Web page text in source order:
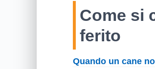
Come si
ferito
Quando un cane